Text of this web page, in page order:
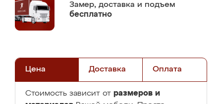
Замер, доставка и подъем
бесплатно
Цена Доставка Оплата
Стоимость зависит от размеров и